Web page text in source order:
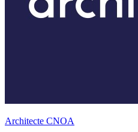
Architecte CNOA